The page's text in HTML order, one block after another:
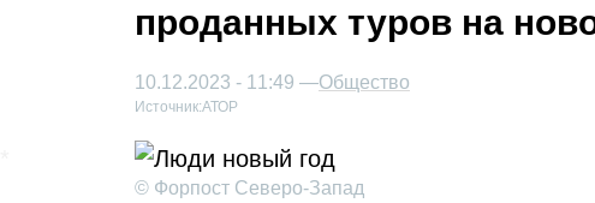
проданных туров на
10.12.2023 - 11:49 —Общество
Источник:АТОР
© Форпост Северо-Запад